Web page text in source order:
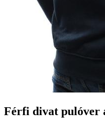
Férfi divat pulóver